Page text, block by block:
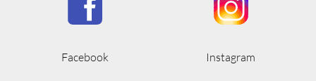
Facebook Instagram